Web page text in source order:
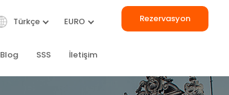
Türkçe EURO
Blog SSS İletişim
Rezervasyon